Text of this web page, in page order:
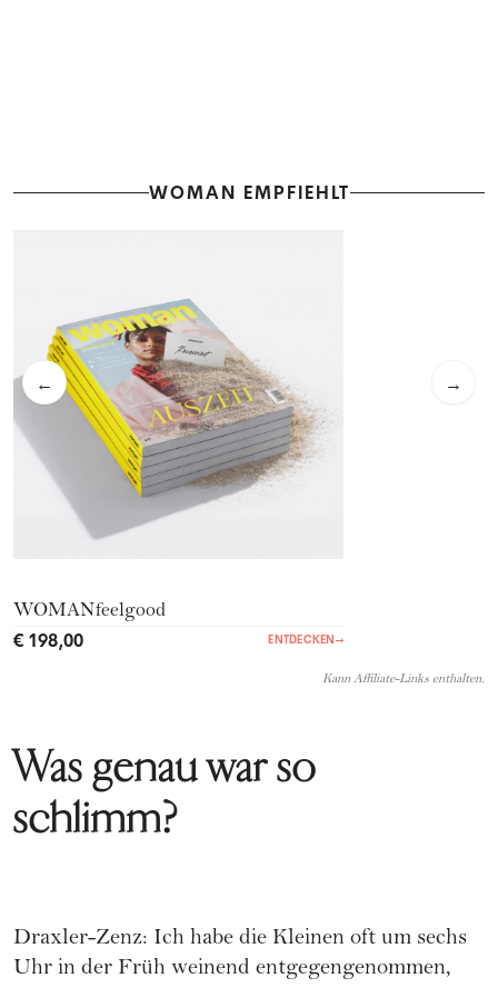
WOMAN EMPFIEHLT
← →
WOMANfeelgood
€ 198,00 ENTDECKEN →
Kann Affiliate-Links enthalten.
Was genau war so
schlimm?
Draxler-Zenz: Ich habe die Kleinen oft um sechs
Uhr in der Früh weinend entgegengenommen,